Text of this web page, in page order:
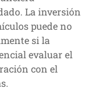
La inversión
puede no
si la
evaluar el
con el